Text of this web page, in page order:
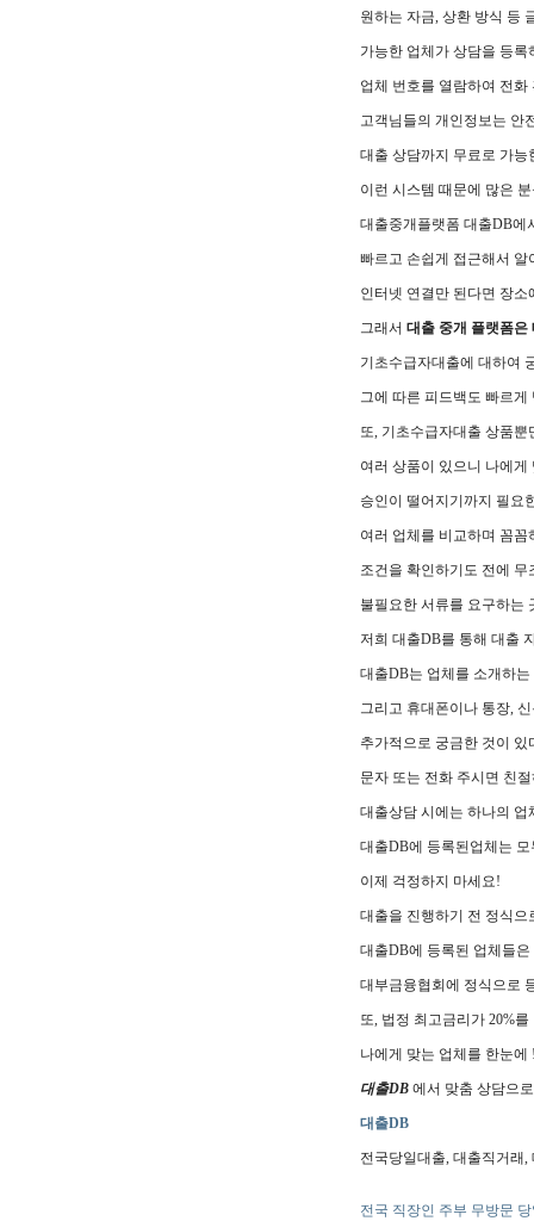
원하는 자금, 상환 방식 등
가능한 업체가 상담을 등
업체 번호를 열람하여 전
고객님들의 개인정보는 안
대출 상담까지 무료로 가능
이런 시스템 때문에 많은
대출중개플랫폼 대출DB에
빠르고 손쉽게 접근해서 알
인터넷 연결만 된다면 장
그래서 대출 중개 플랫폼은
기초수급자대출에 대하여
그에 따른 피드백도 빠르
또, 기초수급자대출 상품
여러 상품이 있으니 나에
승인이 떨어지기까지 필요
여러 업체를 비교하며 꼼
조건을 확인하기도 전에
불필요한 서류를 요구하는
저희 대출DB를 통해 대출
대출DB는 업체를 소개하
그리고 휴대폰이나 통장,
추가적으로 궁금한 것이
문자 또는 전화 주시면 친
대출상담 시에는 하나의
대출DB에 등록된업체는
이제 걱정하지 마세요!
대출을 진행하기 전 정식
대출DB에 등록된 업체들
대부금융협회에 정식으로
또, 법정 최고금리가 20%
나에게 맞는 업체를 한눈에
대출DB 에서 맞춤 상담으
대출DB
전국당일대출, 대출직거래
전국 직장인 주부 무방문